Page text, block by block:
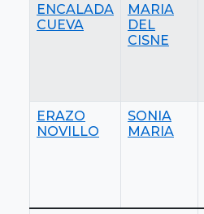
ENCALADA
CUEVA
MARIA
DEL
CISNE
ERAZO
NOVILLO
SONIA
MARIA